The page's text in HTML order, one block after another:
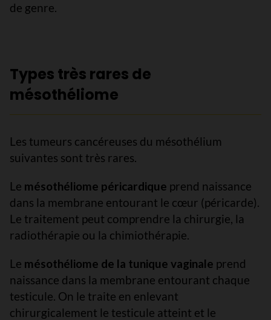
de genre.
Types très rares de
mésothéliome
Les tumeurs cancéreuses du mésothélium
suivantes sont très rares.
Le mésothéliome péricardique prend naissance
dans la membrane entourant le cœur (péricarde).
Le traitement peut comprendre la chirurgie, la
radiothérapie ou la chimiothérapie.
Le mésothéliome de la tunique vaginale prend
naissance dans la membrane entourant chaque
testicule. On le traite en enlevant
chirurgicalement le testicule atteint et le